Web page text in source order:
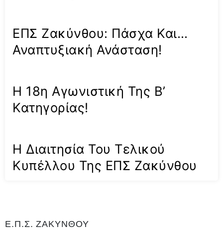
ΕΠΣ Ζακύνθου: Πάσχα Και…
Αναπτυξιακή Ανάσταση!
Η 18η Αγωνιστική Της Β’
Κατηγορίας!
Η Διαιτησία Του Τελικού
Κυπέλλου Της ΕΠΣ Ζακύνθου
Ε.Π.Σ. ΖΑΚΥΝΘΟΥ